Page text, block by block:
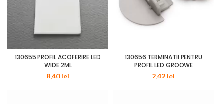
130655 PROFIL ACOPERIRE LED
WIDE 2ML
8,40lei
130656 TERMINATII PENTRU
PROFIL LED GROOWE
2,42 lei